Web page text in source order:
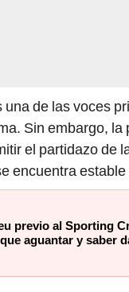
de las voces
Sin embargo,
el partidazo de
encuentra
previo al Sporting
aguantar y saber